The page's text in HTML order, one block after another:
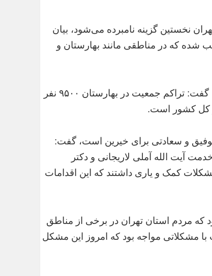
نخستین گزینه نامبرده می‌شود، بیان
شده که در مناطقی مانند بهارستان و‌
وی با ابراز اینکه این مناطق به‌اندازه یک استان جمعیت دارد، گفت: تراکم جمعیت در بهارستان ۹۵۰۰ نفر
توفیق و سعادتی برای خیرین است، گفت:
آیت الله آملی لاریجانی و دکتر
کمک و یاری داشتند که این اقدامات
که مردم استان تهران در برخی از مناطق
مواجه بود که امروز این مشکل